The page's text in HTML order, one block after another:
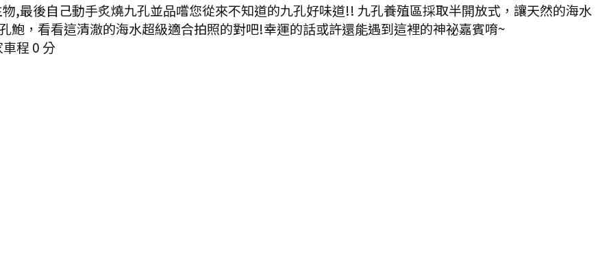
,最後自己動手炙燒九孔並品嚐您從來不知道的九孔好味道!! 九孔養殖區採取半開放式，讓天然的海水
鮑，看看這清澈的海水超級適合拍照的對吧!幸運的話或許還能遇到這裡的神祕嘉賓唷~
車程 0 分